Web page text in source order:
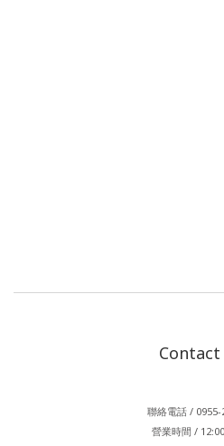
Contact
聯絡電話 / 0955-
營業時間 /